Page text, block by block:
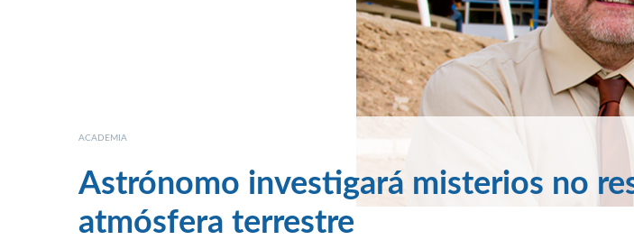
ACADEMIA
Astrónomo investigará misterios no
atmósfera terrestre